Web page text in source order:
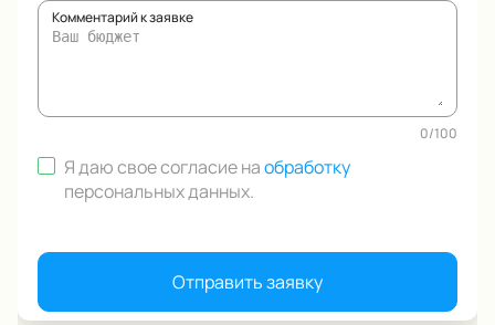
Комментарий к заявке
0/100
Я даю свое согласие наобработку
персональных данных.
Отправить заявку